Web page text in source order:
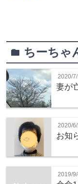
folder ちーちゃ
2020/
妻が
2020/
お知
2019/